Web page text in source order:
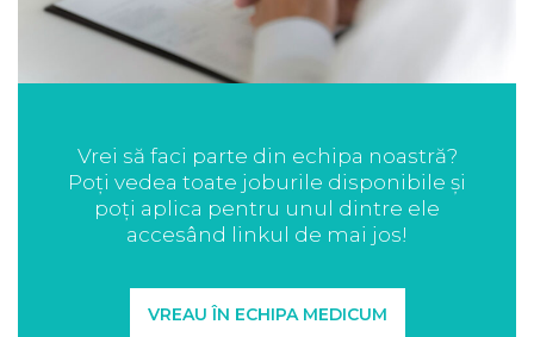
Vrei să faci parte din echipa noastră?
Poți vedea toate joburile disponibile și
poți aplica pentru unul dintre ele
accesând linkul de mai jos!
VREAU ÎN ECHIPA MEDICUM